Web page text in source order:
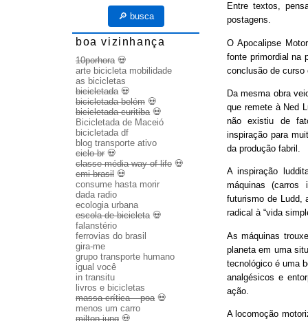
Entre textos,
postagens.
O Apocalipse
fonte primordial na
conclusão de curso
Da mesma obra
que remete à Ned
não existiu de
inspiração para
da produção fabril.
A inspiração
máquinas (carros
futurismo de Ludd,
radical à “vida
As máquinas
planeta em uma
tecnológico é uma
analgésicos e
ação.
A locomoção
🔎 busca
boa vizinhança
10porhora💀
arte bicicleta mobilidade
as bicicletas
bicicletada💀
bicicletada belém 💀
bicicletada curitiba💀
Bicicletada de Maceió
bicicletada df
blog transporte ativo
ciclo br 💀
classe média way of life 💀
cmi brasil 💀
consume hasta morir
dada radio
ecologia urbana
escola de bicicleta💀
falanstério
ferrovias do brasil
gira-me
grupo transporte humano
igual você
in transitu
livros e bicicletas
massa crítica – poa💀
menos um carro
milton jung 💀